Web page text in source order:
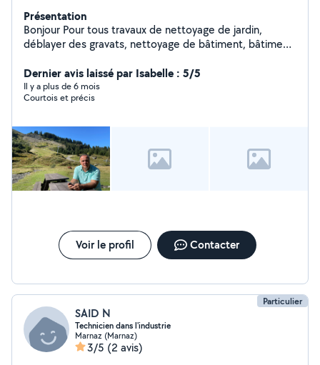
Présentation
Bonjour Pour tous travaux de nettoyage de jardin,
déblayer des gravats, nettoyage de bâtiment, bâtiment
courroie de distribution
Dernier avis laissé par Isabelle : 5/5
Il y a plus de 6 mois
Courtois et précis
Voir le profil Contacter
Particulier
SAID N
Technicien dans l'industrie
Marnaz (Marnaz)
3/5 (2 avis)